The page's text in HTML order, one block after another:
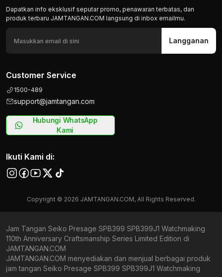
Dapatkan info eksklusif seputar promo, penawaran terbatas, dan
produk terbaru JAMTANGAN.COM langsung di inbox emailmu.
Langganan
Customer Service
1500-489
support@jamtangan.com
Hubungi WhatsApp
Kami
Ikuti Kami di:
Copyright © 2026 JAMTANGAN.COM, All Rights Reserved.
Jam Tangan Seiko Presage SPB399 SPB399J1 Watchmaking
110th Anniversary Craftsmanship Series Limited Edition di
JAMTANGAN.COM
JAMTANGAN.COM menyediakan dan menjual berbagai produk
jam tangan Seiko Presage SPB399 SPB399J1 Watchmaking